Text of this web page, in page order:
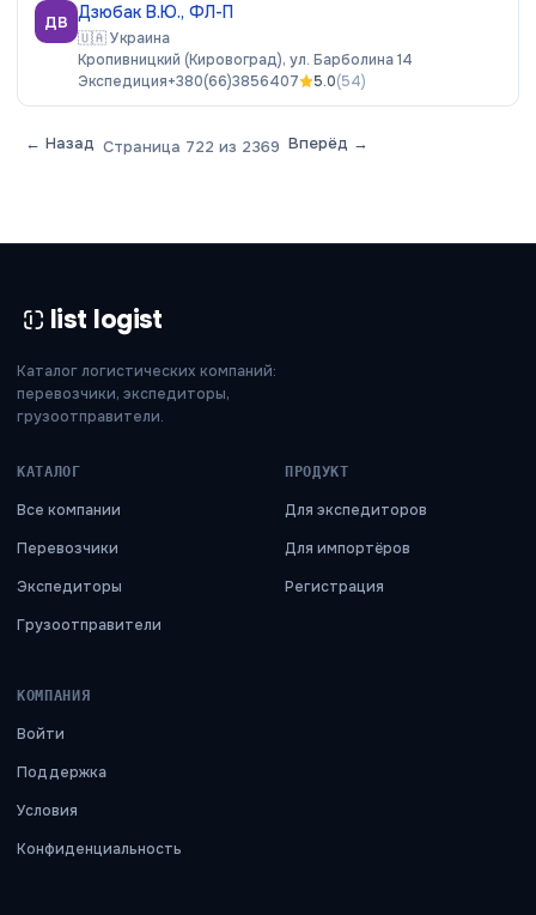
ДВ Дзюбак В.Ю., ФЛ-П
🇺🇦Украина
Кропивницкий (Кировоград), ул. Барболина 14
Экспедиция+380(66)3856407 5.0(54)
← Назад Страница 722 из 2369 Вперёд →
list logist
Каталог логистических компаний:
перевозчики, экспедиторы,
грузоотправители.
КАТАЛОГ
Все компании
Перевозчики
Экспедиторы
Грузоотправители
ПРОДУКТ
Для экспедиторов
Для импортёров
Регистрация
КОМПАНИЯ
Войти
Поддержка
Условия
Конфиденциальность